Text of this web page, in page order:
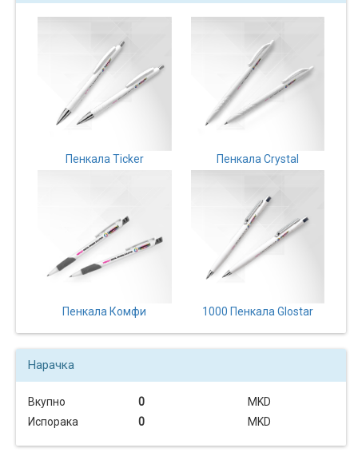
Пенкала Ticker Пенкала Crystal
Пенкала Комфи 1000 Пенкала Glostar
Нарачка
Вкупно 0
MKD
Испорака
0 MKD